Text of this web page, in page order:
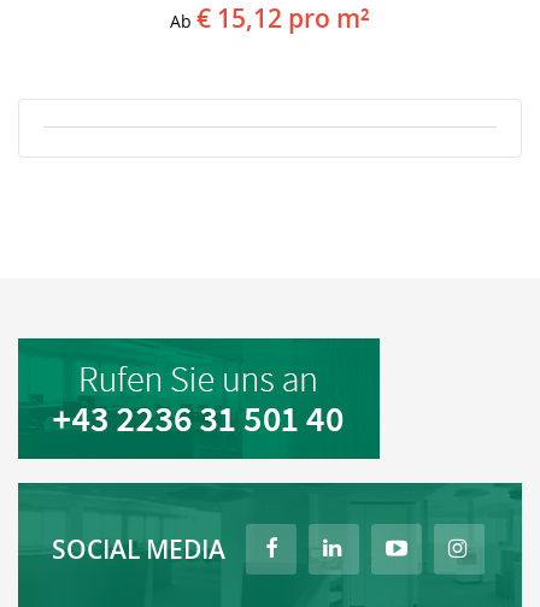
Ab € 15,12 pro m²
SOCIAL MEDIA